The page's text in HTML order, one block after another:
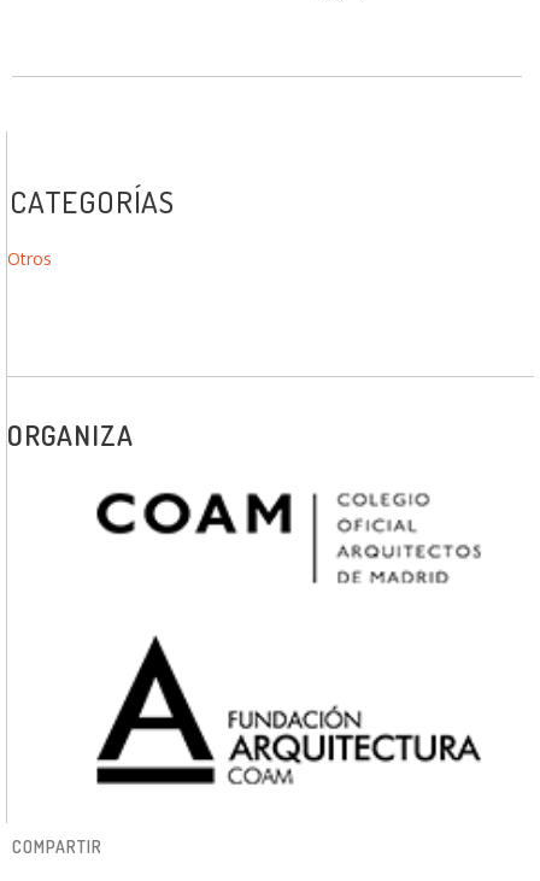
CATEGORÍAS
Otros
ORGANIZA
COMPARTIR